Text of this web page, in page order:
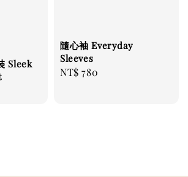
Sleek
隨心袖 Everyday
Sleeves
Regular
NT$ 780